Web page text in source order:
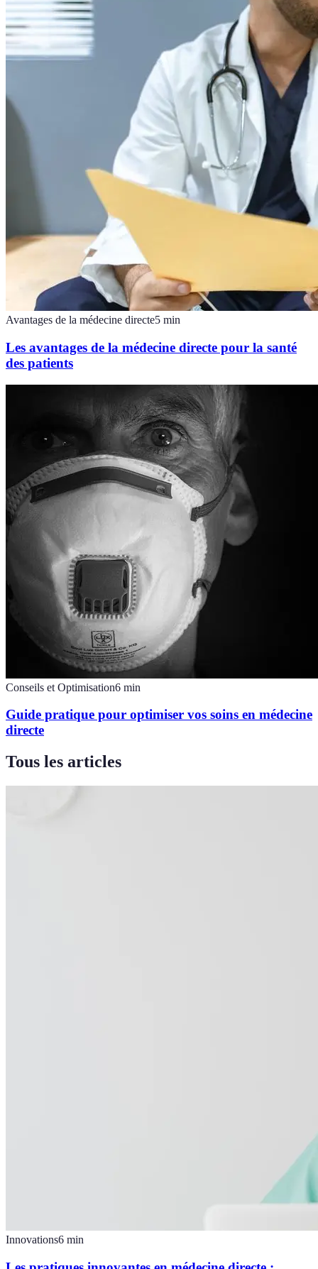
Avantages de la médecine directe5 min
Les avantages de la médecine directe pour la santé
des patients
Conseils et Optimisation6 min
Guide pratique pour optimiser vos soins en médecine
directe
Tous les articles
Innovations6 min